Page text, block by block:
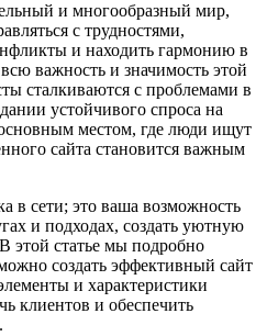
и многообразный мир,
с трудностями,
и находить гармонию в
важность и значимость этой
сталкиваются с проблемами в
устойчивого спроса на
местом, где люди ищут
сайта становится важным
в сети; это ваша возможность
и подходах, создать уютную
этой статье мы подробно
создать эффективный сайт
и характеристики
клиентов и обеспечить